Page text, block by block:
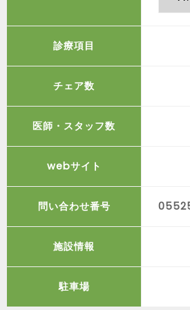
診療項目
チェア数
医師・スタッフ数
webサイト
問い合わせ番号
施設情報
駐車場